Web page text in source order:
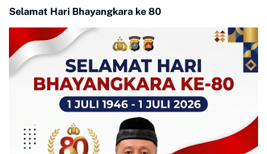
Selamat Hari Bhayangkara ke 80